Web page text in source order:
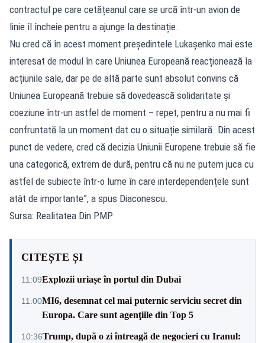
contractul pe care cetățeanul care se urcă într-un avion de
linie îl încheie pentru a ajunge la destinație.
Nu cred că în acest moment președintele Lukașenko mai este
interesat de modul în care Uniunea Europeană reacționează la
acțiunile sale, dar pe de altă parte sunt absolut convins că
Uniunea Europeană trebuie să dovedească solidaritate și
coeziune într-un astfel de moment – repet, pentru a nu mai fi
confruntată la un moment dat cu o situație similară. Din acest
punct de vedere, cred că decizia Uniunii Europene trebuie să fie
una categorică, extrem de dură, pentru că nu ne putem juca cu
astfel de subiecte într-o lume în care interdependențele sunt
atât de importante”, a spus Diaconescu.
Sursa: Realitatea Din PMP
CITEȘTE ȘI
11:09Explozii uriașe în portul din Dubai
11:00MI6, desemnat cel mai puternic serviciu secret din
Europa. Care sunt agenţiile din Top 5
10:36Trump, după o zi întreagă de negocieri cu Iranul: